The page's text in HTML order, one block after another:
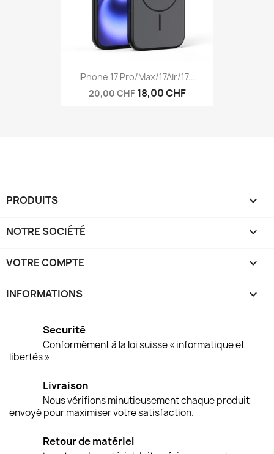
IPhone 17 Pro/Max/17Air/17...
20,00 CHF 18,00 CHF
PRODUITS 
NOTRE SOCIÉTÉ 
VOTRE COMPTE 
INFORMATIONS keyboard_arrow_down
Securité
Conformément à la loi suisse « informatique et
libertés »
Livraison
Nous vérifions minutieusement chaque produit
envoyé pour maximiser votre satisfaction.
Retour de matériel